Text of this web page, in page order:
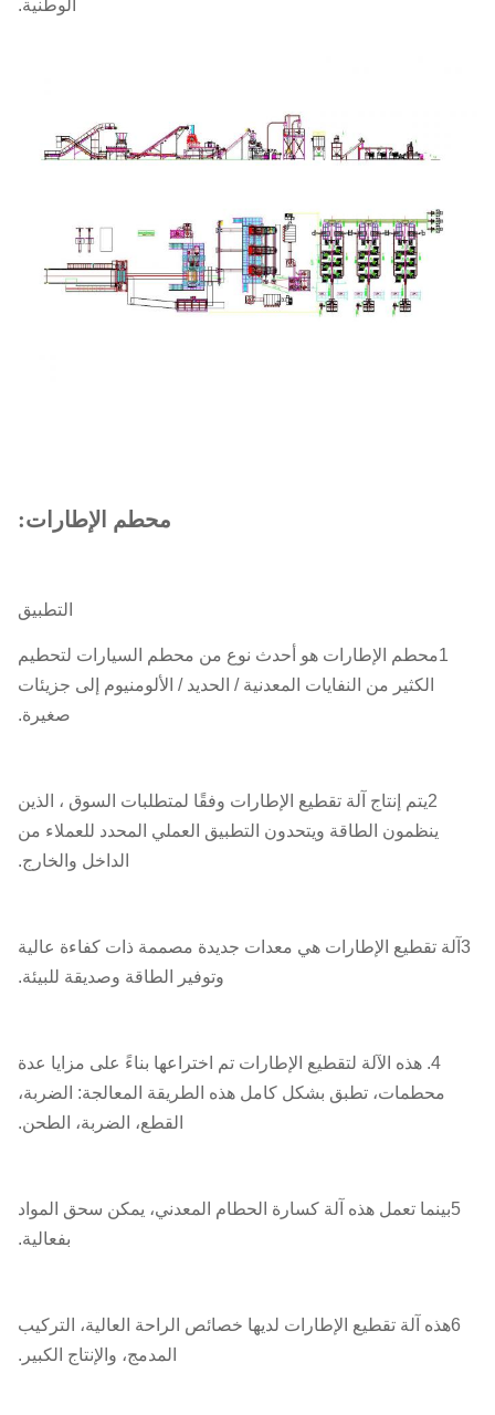
الوطنية.
محطم الإطارات:
التطبيق
1محطم الإطارات هو أحدث نوع من محطم السيارات لتحطيم
الكثير من النفايات المعدنية / الحديد / الألومنيوم إلى جزيئات
صغيرة.
2يتم إنتاج آلة تقطيع الإطارات وفقًا لمتطلبات السوق ، الذين
ينظمون الطاقة ويتحدون التطبيق العملي المحدد للعملاء من
الداخل والخارج.
3آلة تقطيع الإطارات هي معدات جديدة مصممة ذات كفاءة عالية
وتوفير الطاقة وصديقة للبيئة.
4. هذه الآلة لتقطيع الإطارات تم اختراعها بناءً على مزايا عدة
محطمات، تطبق بشكل كامل هذه الطريقة المعالجة: الضربة،
القطع، الضربة، الطحن.
5بينما تعمل هذه آلة كسارة الحطام المعدني، يمكن سحق المواد
بفعالية.
6هذه آلة تقطيع الإطارات لديها خصائص الراحة العالية، التركيب
المدمج، والإنتاج الكبير.